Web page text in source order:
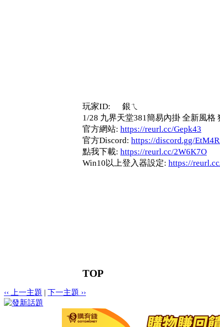
玩家ID: 銀ㄟ
1/28 九界天堂381簡易內掛 全新風
官方網站: https://reurl.cc/Gepk43
官方Discord: https://discord.gg/
點我下載: https://reurl.cc/2W6K7O
Win10以上登入器設定: https://
TOP
‹‹ 上一主題 | 下一主題 ››